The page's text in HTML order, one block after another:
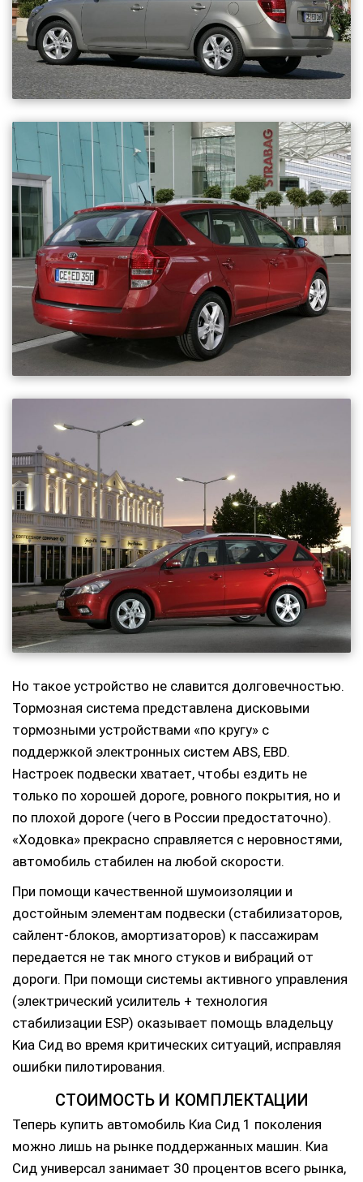
Но такое устройство не славится долговечностью.
Тормозная система представлена дисковыми
тормозными устройствами «по кругу» с
поддержкой электронных систем ABS, EBD.
Настроек подвески хватает, чтобы ездить не
только по хорошей дороге, ровного покрытия, но и
по плохой дороге (чего в России предостаточно).
«Ходовка» прекрасно справляется с неровностями,
автомобиль стабилен на любой скорости.
При помощи качественной шумоизоляции и
достойным элементам подвески (стабилизаторов,
сайлент-блоков, амортизаторов) к пассажирам
передается не так много стуков и вибраций от
дороги. При помощи системы активного управления
(электрический усилитель + технология
стабилизации ESP) оказывает помощь владельцу
Киа Сид во время критических ситуаций, исправляя
ошибки пилотирования.
СТОИМОСТЬ И КОМПЛЕКТАЦИИ
Теперь купить автомобиль Киа Сид 1 поколения
можно лишь на рынке поддержанных машин. Киа
Сид универсал занимает 30 процентов всего рынка,